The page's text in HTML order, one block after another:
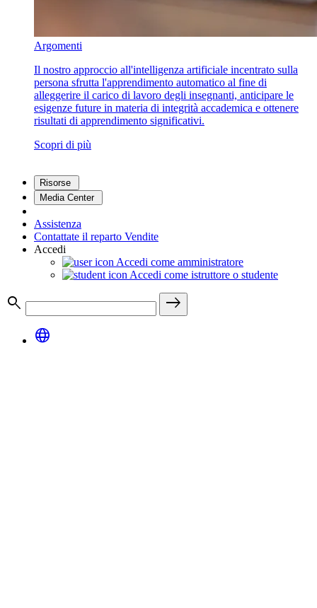
Argomenti
Il nostro approccio all'intelligenza artificiale incentrato sulla
persona sfrutta l'apprendimento automatico al fine di
alleggerire il carico di lavoro degli insegnanti, anticipare le
esigenze future in materia di integrità accademica e ottenere
risultati di apprendimento significativi.
Scopri di più
Risorse
Media Center
Assistenza
Contattate il reparto Vendite
Accedi
Accedi come amministratore
Accedi come istruttore o studente
search
east
language